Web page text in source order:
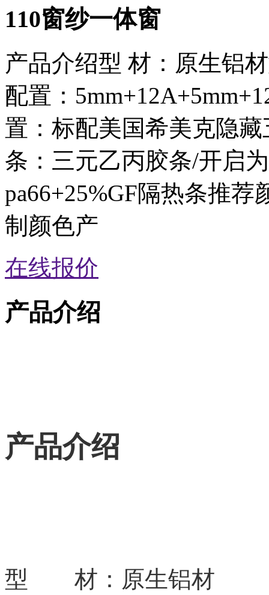
110窗纱一体窗
产品介绍型 材：原生铝
配置：
置：标配美国希美克隐
条：三元乙丙胶条/开启
pa66+25%GF隔热条推
制颜色产
在线报价
产品介绍
产品介绍
型 材：原生铝材